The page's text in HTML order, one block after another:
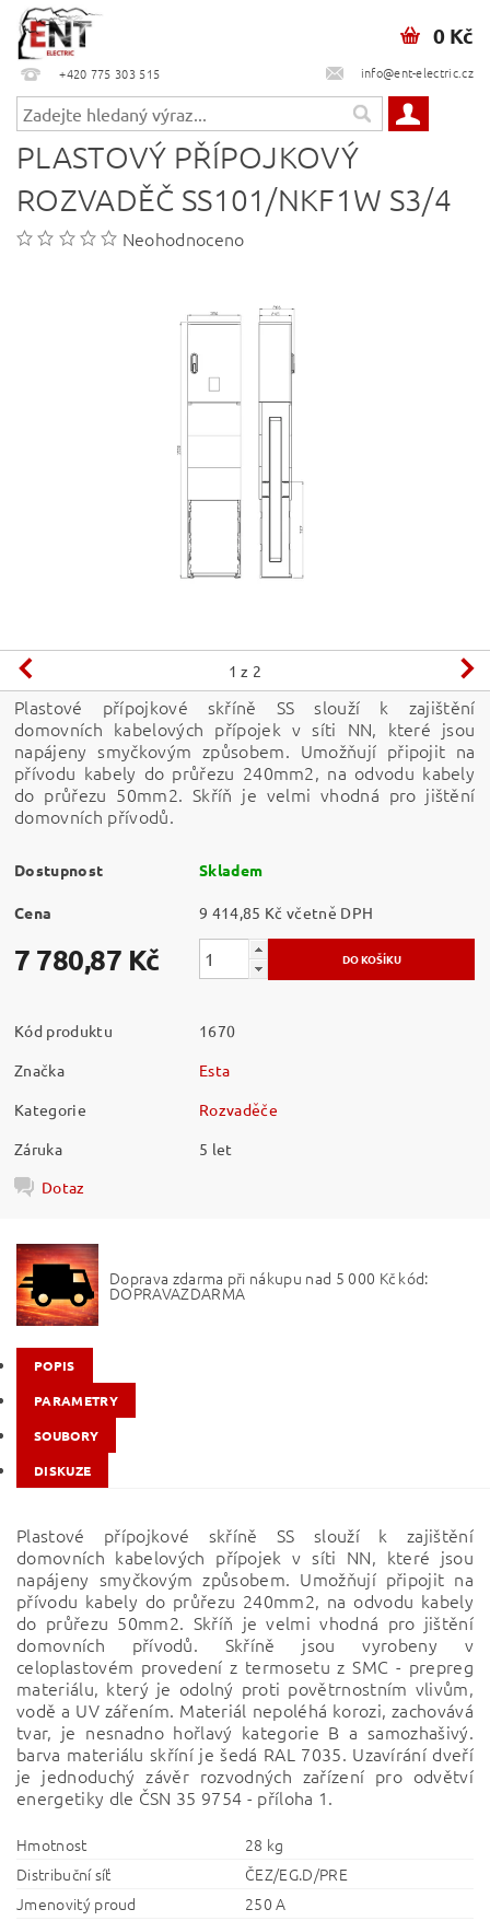
+420 775 303 515 info@ent-electric.cz
0 Kč
PLASTOVÝ PŘÍPOJKOVÝ
ROZVADĚČ SS101/NKF1W S3/4
Neohodnoceno
1 z 2
Plastové přípojkové skříně SS slouží k zajištění
domovních kabelových přípojek v síti NN, které jsou
napájeny smyčkovým způsobem. Umožňují připojit na
přívodu kabely do průřezu 240mm2, na odvodu kabely
do průřezu 50mm2. Skříň je velmi vhodná pro jištění
domovních přívodů.
Dostupnost Skladem
Cena 9 414,85 Kč včetně DPH
7 780,87 Kč
Kód produktu
1670
Značka
Esta
Kategorie
Rozvaděče
Záruka
5 let
Dotaz
Doprava zdarma při nákupu nad 5 000 Kč kód:
DOPRAVAZDARMA
POPIS
PARAMETRY
SOUBORY
DISKUZE
Plastové přípojkové skříně SS slouží k zajištění
domovních kabelových přípojek v síti NN, které jsou
napájeny smyčkovým způsobem. Umožňují připojit na
přívodu kabely do průřezu 240mm2, na odvodu kabely
do průřezu 50mm2. Skříň je velmi vhodná pro jištění
domovních přívodů. Skříně jsou vyrobeny v
celoplastovém provedení z termosetu z SMC - prepreg
materiálu, který je odolný proti povětrnostním vlivům,
vodě a UV zářením. Materiál nepoléhá korozi, zachovává
tvar, je nesnadno hořlavý kategorie B a samozhašivý.
barva materiálu skříní je šedá RAL 7035. Uzavírání dveří
je jednoduchý závěr rozvodných zařízení pro odvětví
energetiky dle ČSN 35 9754 - příloha 1.
Hmotnost
28 kg
Distribuční síť
ČEZ/EG.D/PRE
Jmenovitý proud
250 A